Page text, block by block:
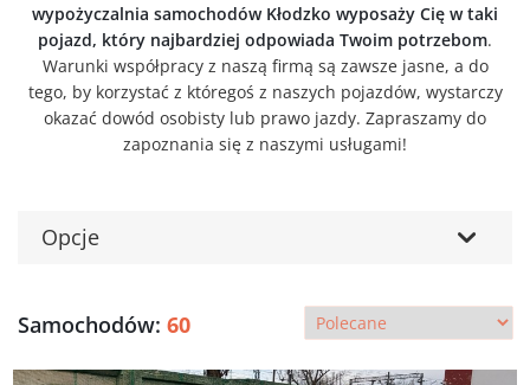
wypożyczalnia samochodów Kłodzko wyposaży Cię w taki
pojazd, który najbardziej odpowiada Twoim potrzebom.
Warunki współpracy z naszą firmą są zawsze jasne, a do
tego, by korzystać z któregoś z naszych pojazdów, wystarczy
okazać dowód osobisty lub prawo jazdy. Zapraszamy do
zapoznania się z naszymi usługami!
Opcje
Samochodów: 60